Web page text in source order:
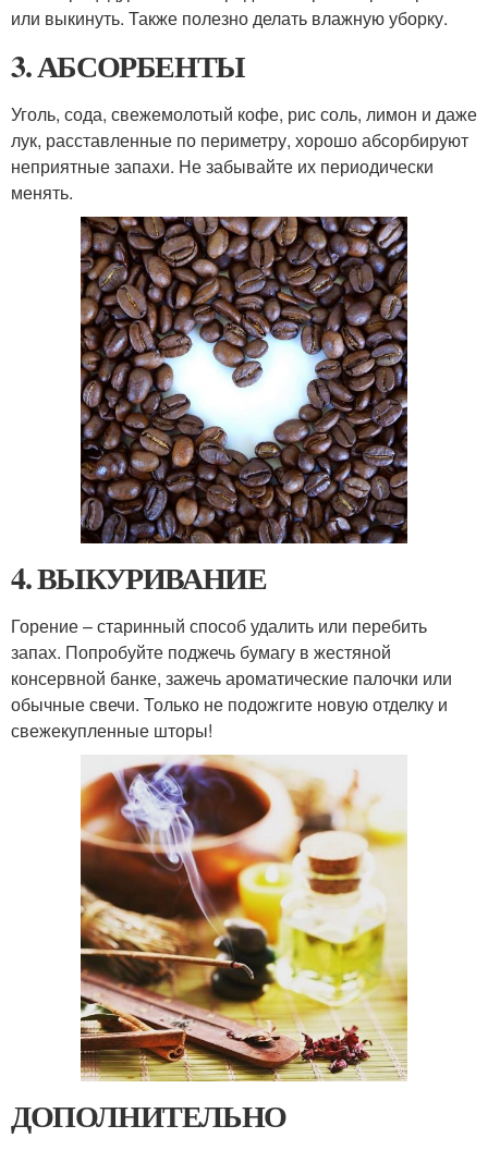
или выкинуть. Также полезно делать влажную уборку.
3. АБСОРБЕНТЫ
Уголь, сода, свежемолотый кофе, рис соль, лимон и даже
лук, расставленные по периметру, хорошо абсорбируют
неприятные запахи. Не забывайте их периодически
менять.
4. ВЫКУРИВАНИЕ
Горение – старинный способ удалить или перебить
запах. Попробуйте поджечь бумагу в жестяной
консервной банке, зажечь ароматические палочки или
обычные свечи. Только не подожгите новую отделку и
свежекупленные шторы!
ДОПОЛНИТЕЛЬНО